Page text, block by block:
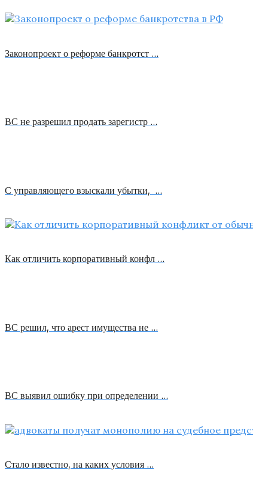
Законопроект о реформе банкротст …
ВС не разрешил продать зарегистр …
С управляющего взыскали убытки, …
Как отличить корпоративный конфл …
ВС решил, что арест имущества не …
ВС выявил ошибку при определении …
Стало известно, на каких условия …